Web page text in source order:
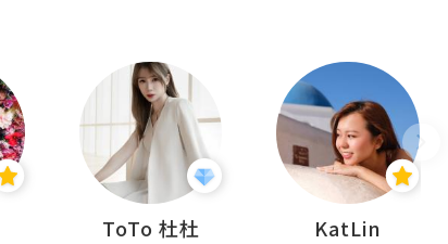
ToTo 杜杜 KatLin